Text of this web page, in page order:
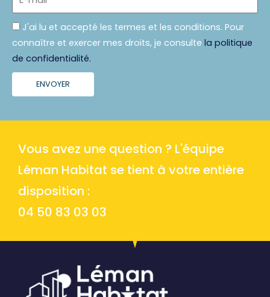
Politique
J'ai lu et accepté les termes et les conditions. Pour
connaître et exercer mes droits, je consulte la politique
de confidentialité.
ENVOYER
Vous avez une question ? L'équipe
Léman Habitat se tient à votre entière
disposition :
04 50 83 03 03